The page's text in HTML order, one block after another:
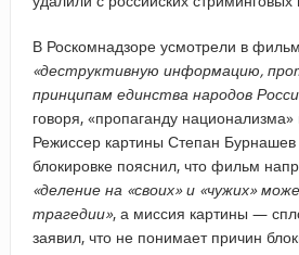
В Роскомнадзоре усмотрели в
«деструктивную информацию,
принципам единства народов
говоря, «пропаганду
Режиссер картины Степан
блокировке пояснил, что фильм
«деление на «своих» и «чужих»
трагедии», а миссия картины —
заявил, что не понимает причин